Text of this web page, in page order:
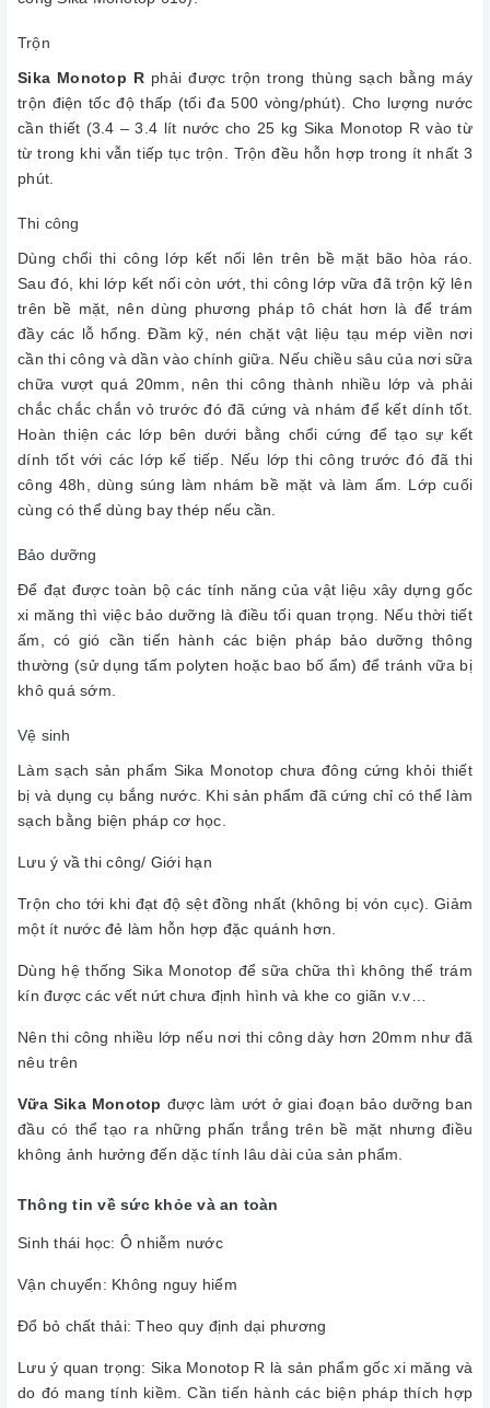
Trộn
Sika Monotop R phải được trộn trong thùng sạch bằng máy
trộn điện tốc độ thấp (tối đa 500 vòng/phút). Cho lượng nước
cần thiết (3.4 – 3.4 lít nước cho 25 kg Sika Monotop R vào từ
từ trong khi vẫn tiếp tục trộn. Trộn đều hỗn hợp trong ít nhất 3
phút.
Thi công
Dùng chổi thi công lớp kết nối lên trên bề mặt bão hòa ráo.
Sau đó, khi lớp kết nối còn ướt, thi công lớp vữa đã trộn kỹ lên
trên bề mặt, nên dùng phương pháp tô chát hơn là để trám
đầy các lỗ hổng. Đầm kỹ, nén chặt vật liệu tạu mép viền nơi
cần thi công và dần vào chính giữa. Nếu chiều sâu của nơi sữa
chữa vượt quá 20mm, nên thi công thành nhiều lớp và phải
chắc chắc chắn vỏ trước đó đã cứng và nhám để kết dính tốt.
Hoàn thiện các lớp bên dưới bằng chổi cứng để tạo sự kết
dính tốt với các lớp kế tiếp. Nếu lớp thi công trước đó đã thi
công 48h, dùng súng làm nhám bề mặt và làm ẩm. Lớp cuối
cùng có thể dùng bay thép nếu cần.
Bảo dưỡng
Để đạt được toàn bộ các tính năng của vật liệu xây dựng gốc
xi măng thì việc bảo dưỡng là điều tối quan trọng. Nếu thời tiết
ấm, có gió cần tiến hành các biện pháp bảo dưỡng thông
thường (sử dụng tấm polyten hoặc bao bố ẩm) để tránh vữa bị
khô quá sớm.
Vệ sinh
Làm sạch sản phẩm Sika Monotop chưa đông cứng khỏi thiết
bị và dụng cụ bắng nước. Khi sản phẩm đã cứng chỉ có thể làm
sạch bằng biện pháp cơ học.
Lưu ý vầ thi công/ Giới hạn
Trộn cho tới khi đạt độ sệt đồng nhất (không bị vón cục). Giảm
một ít nước đẻ làm hỗn hợp đặc quánh hơn.
Dùng hệ thống Sika Monotop để sữa chữa thì không thể trám
kín được các vết nứt chưa định hình và khe co giãn v.v…
Nên thi công nhiều lớp nếu nơi thi công dày hơn 20mm như đã
nêu trên
Vữa Sika Monotop được làm ướt ở giai đoạn bảo dưỡng ban
đầu có thể tạo ra những phấn trắng trên bề mặt nhưng điều
không ảnh hưởng đến dặc tính lâu dài của sản phẩm.
Thông tin về sức khỏe và an toàn
Sinh thái học: Ô nhiễm nước
Vận chuyển: Không nguy hiểm
Đổ bỏ chất thải: Theo quy định dại phương
Lưu ý quan trọng: Sika Monotop R là sản phẩm gốc xi măng và
do đó mang tính kiềm. Cần tiến hành các biện pháp thích hợp